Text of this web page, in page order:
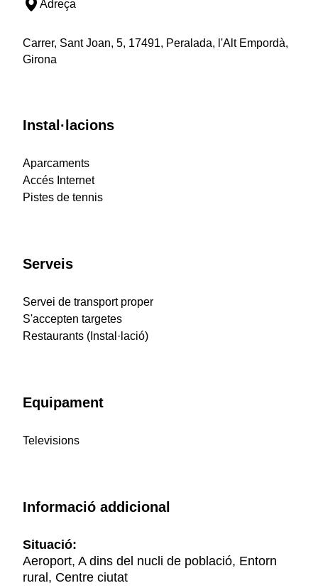
Adreça
Carrer, Sant Joan, 5, 17491, Peralada, l'Alt Empordà,
Girona
Instal·lacions
Aparcaments
Accés Internet
Pistes de tennis
Serveis
Servei de transport proper
S'accepten targetes
Restaurants (Instal·lació)
Equipament
Televisions
Informació addicional
Situació:
Aeroport, A dins del nucli de població, Entorn
rural, Centre ciutat